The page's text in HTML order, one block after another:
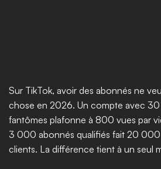
Sur TikTok, avoir des abonnés ne
chose en 2026. Un compte avec
fantômes plafonne à 800 vues par
3 000 abonnés qualifiés fait 20
clients. La différence tient à un seul